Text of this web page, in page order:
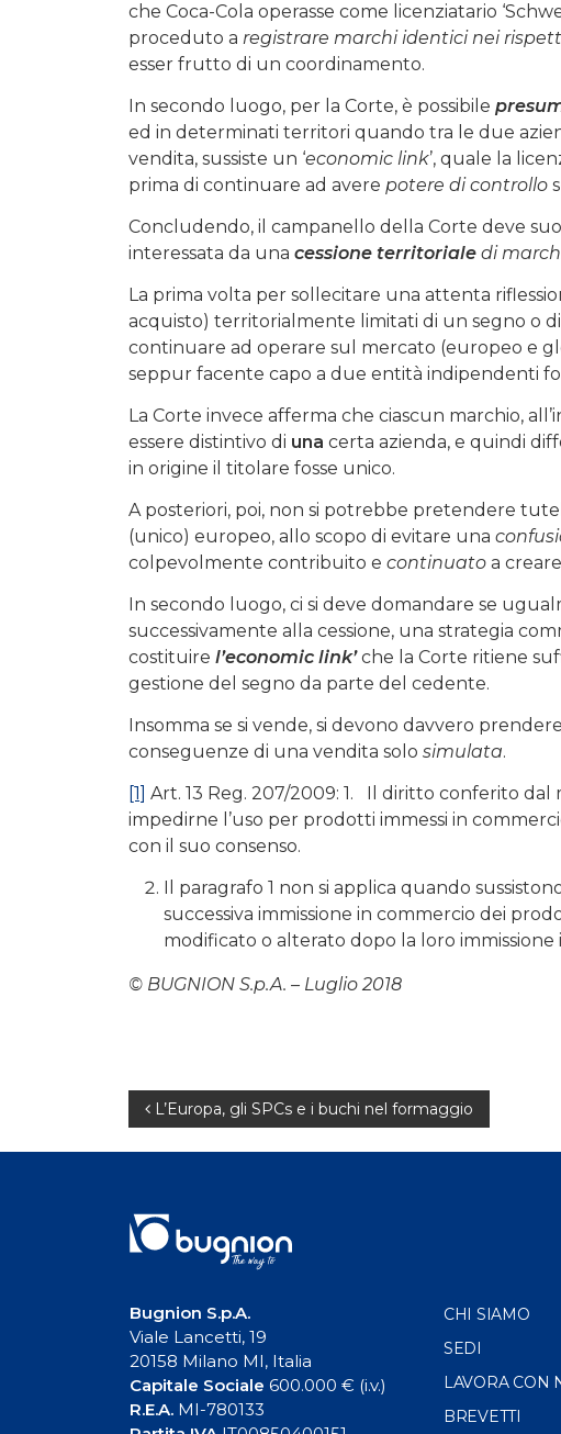
che Coca-Cola operasse come licenziatario
proceduto a registrare marchi identici nei
esser frutto di un coordinamento.
In secondo luogo, per la Corte, è possibile
ed in determinati territori quando tra le due
vendita, sussiste un ‘economic link’, quale la
prima di continuare ad avere potere di controllo
Concludendo, il campanello della Corte deve
interessata da una cessione territoriale di
La prima volta per sollecitare una attenta
acquisto) territorialmente limitati di un segno o
continuare ad operare sul mercato (europeo e
seppur facente capo a due entità indipendenti
La Corte invece afferma che ciascun marchio,
essere distintivo di una certa azienda, e quindi
in origine il titolare fosse unico.
A posteriori, poi, non si potrebbe pretendere
(unico) europeo, allo scopo di evitare una
colpevolmente contribuito e continuato a
In secondo luogo, ci si deve domandare se
successivamente alla cessione, una strategia
costituire l’economic link’che la Corte ritiene
gestione del segno da parte del cedente.
Insomma se si vende, si devono davvero
conseguenze di una vendita solo simulata.
[1]
Art. 13 Reg. 207/2009: 1. Il diritto conferito
impedirne l’uso per prodotti immessi in
con il suo consenso.
Il paragrafo 1 non si applica quando
successiva immissione in commercio dei
modificato o alterato dopo la loro immissione
© BUGNION S.p.A. – Luglio 2018
Navigazione
articoli
L’Europa, gli SPCs e i buchi nel formaggio
Bugnion S.p.A.
Viale Lancetti, 19
20158 Milano MI, Italia
Capitale Sociale 600.000 € (i.v.)
R.E.A. MI-780133
CHI SIAMO
SEDI
LAVORA CON
BREVETTI